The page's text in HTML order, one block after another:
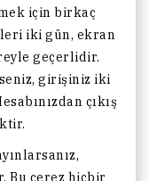
için birkaç
iki gün, ekran
geçerlidir.
girişiniz iki
çıkış
Bu çerez hiçbir